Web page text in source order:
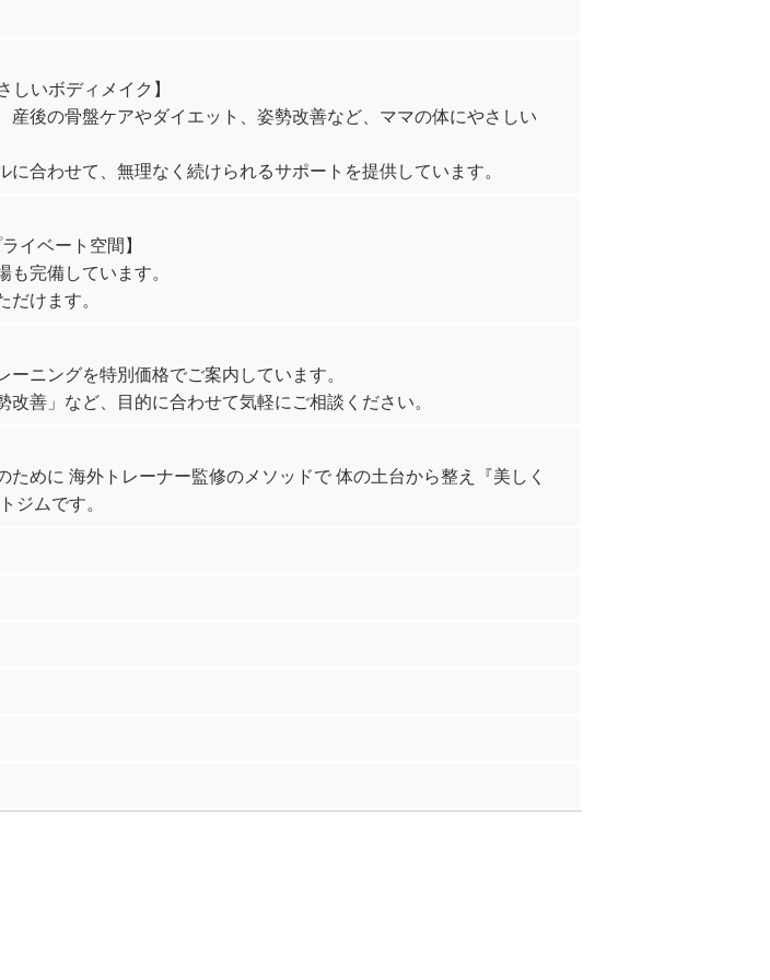
しいボディメイク】
産後の骨盤ケアやダイエット、姿勢改善など、ママの体にやさしい
合わせて、無理なく続けられるサポートを提供しています。
イベート空間】
完備しています。
だけます。
ニングを特別価格でご案内しています。
改善」など、目的に合わせて気軽にご相談ください。
めに 海外トレーナー監修のメソッドで 体の土台から整え『美しく
ジムです。